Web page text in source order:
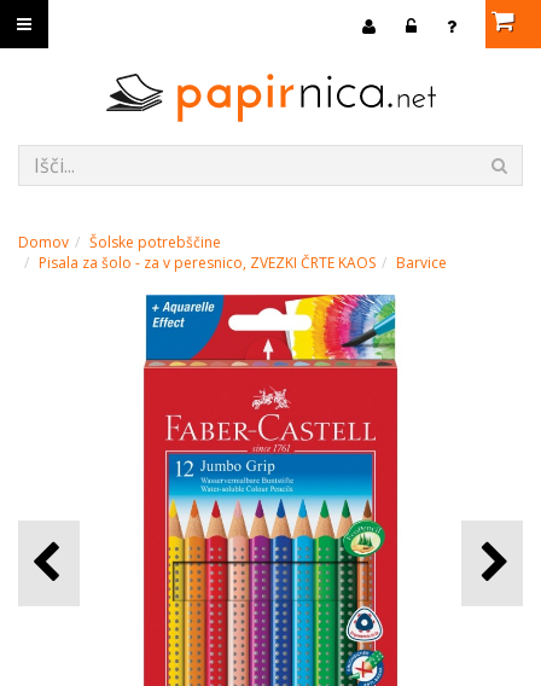
Domov
Šolske potrebščine
Pisala za šolo - za v peresnico, ZVEZKI ČRTE KAOS
Barvice